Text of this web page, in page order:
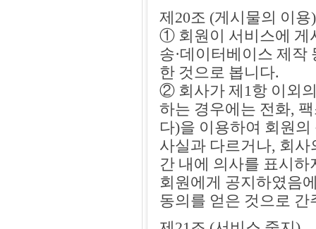
제20조 (게시물의 이용)
① 회원이 서비스에 게
송·데이터베이스 제작
한 것으로 봅니다.
② 회사가 제1항 이외
하는 경우에는 전화,
다)을 이용하여 회원
사실과 다르거나, 회
간 내에 의사를 표시
회원에게 공지하였음
동의를 얻은 것으로 간